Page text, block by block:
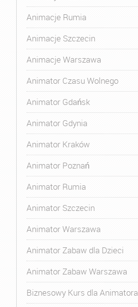
Animacje Rumia
Animacje Szczecin
Animacje Warszawa
Animator Czasu Wolnego
Animator Gdańsk
Animator Gdynia
Animator Kraków
Animator Poznań
Animator Rumia
Animator Szczecin
Animator Warszawa
Animator Zabaw dla Dzieci
Animator Zabaw Warszawa
Biznesowy Kurs dla Animatora